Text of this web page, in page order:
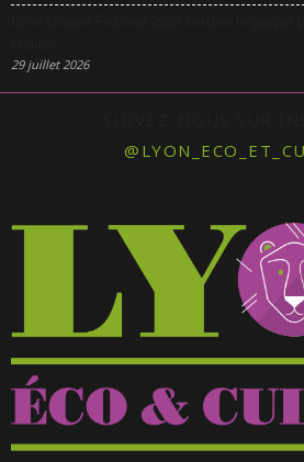
29 juillet 2026